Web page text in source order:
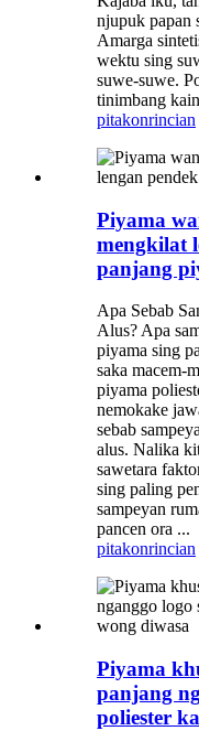
njupuk papan
Amarga
wektu sing
suwe-suwe.
tinimbang
pitakonrincian
Piyama
mengkilat
panjang
Apa Sebab
Alus? Apa
piyama sing
saka macem-
piyama
nemokake
sebab
alus. Nalika
sawetara
sing paling
sampeyan
pancen ora ...
pitakonrincian
Piyama
panjang
poliester